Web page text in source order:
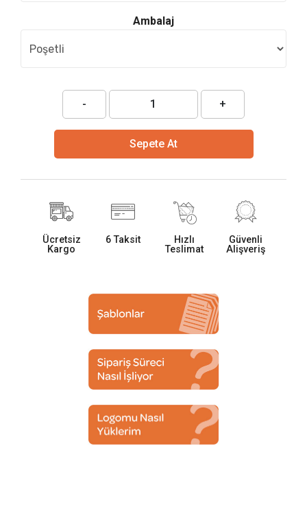
Ambalaj
- +
Sepete At
Ücretsiz
Kargo
6 Taksit
Hızlı
Teslimat
Güvenli
Alişveriş